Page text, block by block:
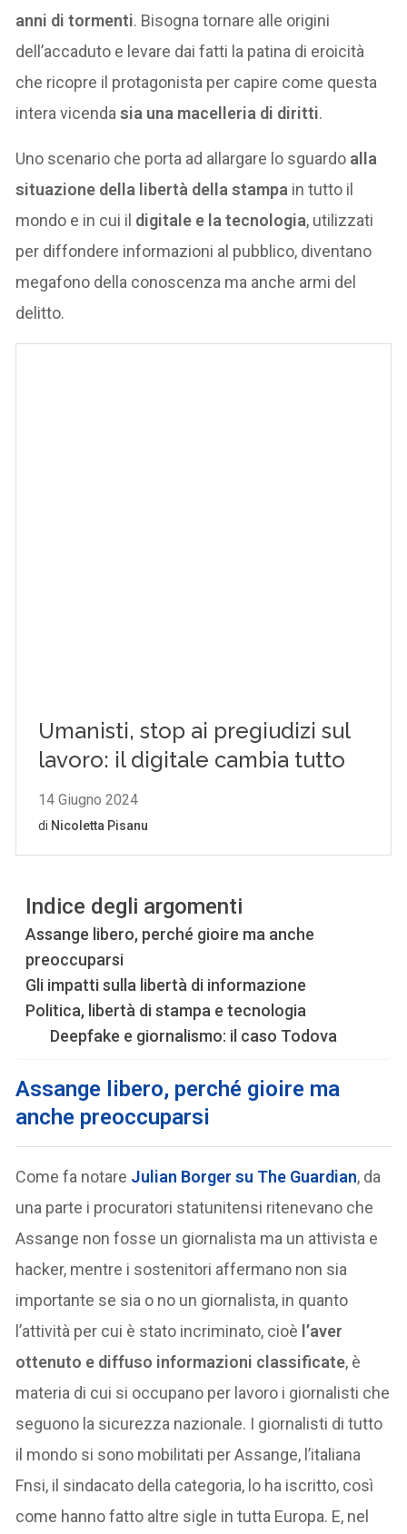
anni di tormenti. Bisogna tornare alle origini
dell’accaduto e levare dai fatti la patina di eroicità
che ricopre il protagonista per capire come questa
intera vicendasia una macelleria di diritti.
Uno scenario che porta ad allargare lo sguardo alla
situazione della libertà della stampa in tutto il
mondo e in cui il digitale e la tecnologia, utilizzati
per diffondere informazioni al pubblico, diventano
megafono della conoscenza ma anche armi del
delitto.
Indice degli argomenti
Assange libero, perché gioire ma anche
preoccuparsi
Gli impatti sulla libertà di informazione
Politica, libertà di stampa e tecnologia
Deepfake e giornalismo: il caso Todova
Assange libero, perché gioire ma
anche preoccuparsi
Come fa notare Julian Borger su The Guardian, da
una parte i procuratori statunitensi ritenevano che
Assange non fosse un giornalista ma un attivista e
hacker, mentre i sostenitori affermano non sia
importante se sia o no un giornalista, in quanto
l’attività per cui è stato incriminato, cioè l’aver
ottenuto e diffuso informazioni classificate, è
materia di cui si occupano per lavoro i giornalisti che
seguono la sicurezza nazionale. I giornalisti di tutto
il mondo si sono mobilitati per Assange, l’italiana
Fnsi, il sindacato della categoria, lo ha iscritto, così
come hanno fatto altre sigle in tutta Europa. E, nel